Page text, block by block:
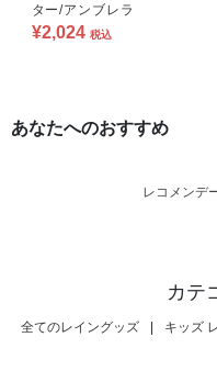
ター/アンブレラ
¥2,024 税込
あなたへのおすすめ
レコメンデ
カテ
全てのレイングッズ キッズ